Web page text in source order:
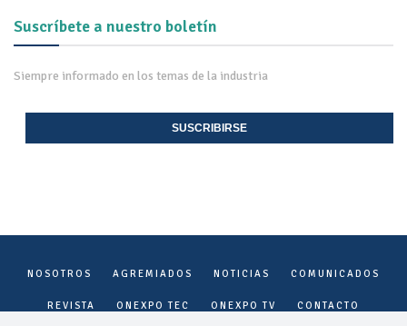
Suscríbete a nuestro boletín
Siempre informado en los temas de la industria
SUSCRIBIRSE
NOSOTROS AGREMIADOS NOTICIAS COMUNICADOS
REVISTA ONEXPO TEC ONEXPO TV CONTACTO